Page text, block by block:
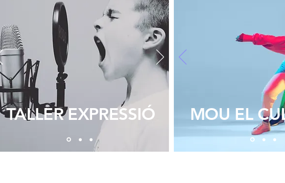
TALLER EXPRESSIÓ MOU EL